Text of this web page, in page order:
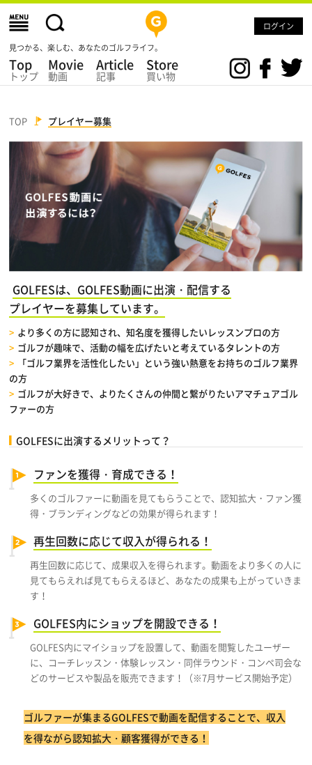
ログイン
見つかる、楽しむ、あなたのゴルフライフ。
Top
トップ
Movie
動画
Article
記事
Store
買い物
TOP プレイヤー募集
GOLFESは、GOLFES動画に出演・配信する
プレイヤーを募集しています。
より多くの方に認知され、知名度を獲得したいレッスンプロの方
ゴルフが趣味で、活動の幅を広げたいと考えているタレントの方
「ゴルフ業界を活性化したい」という強い熱意をお持ちのゴルフ業界
の方
ゴルフが大好きで、よりたくさんの仲間と繋がりたいアマチュアゴル
ファーの方
GOLFESに出演するメリットって？
ファンを獲得・育成できる！
多くのゴルファーに動画を見てもらうことで、認知拡大・ファン獲
得・ブランディングなどの効果が得られます！
再生回数に応じて収入が得られる！
再生回数に応じて、成果収入を得られます。動画をより多くの人に
見てもらえれば見てもらえるほど、あなたの成果も上がっていきま
す！
GOLFES内にショップを開設できる！
GOLFES内にマイショップを設置して、動画を閲覧したユーザー
に、コーチレッスン・体験レッスン・同伴ラウンド・コンペ司会な
どのサービスや製品を販売できます！（※7月サービス開始予定）
ゴルファーが集まるGOLFESで動画を配信することで、収入
を得ながら認知拡大・顧客獲得ができる！